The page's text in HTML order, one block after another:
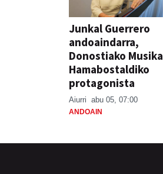
Junkal Guerrero
andoaindarra,
Donostiako Musika
Hamabostaldiko
protagonista
Aiurri abu 05, 07:00
ANDOAIN